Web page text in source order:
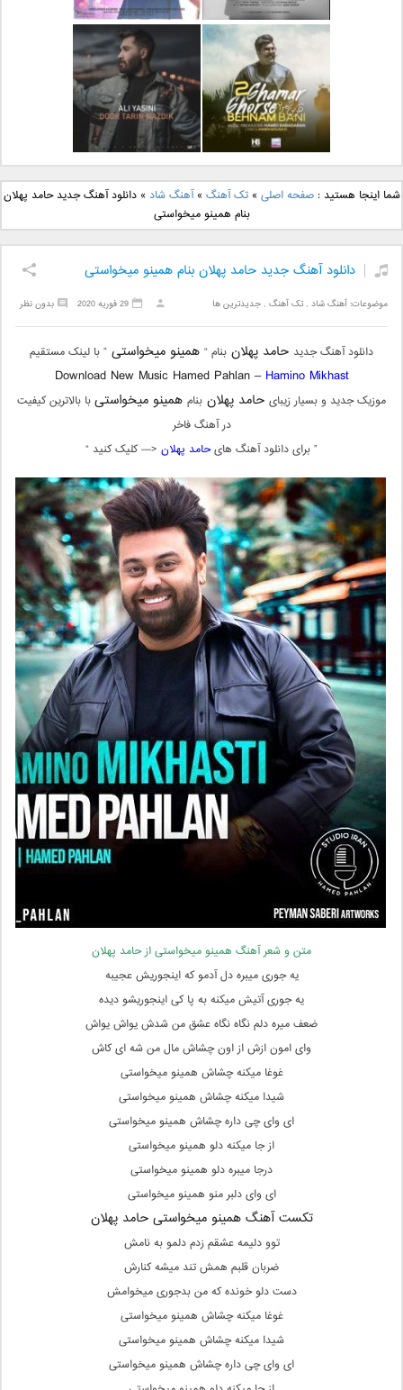
دانلود آهنگ جدید مهدی
یراحی بنام اسرار
دانلود آهنگ جدید فرزاد
فرزین بنام آتیش
دانلود آهنگ جدید بهنام
بانی بنام قرص قمر 2
دانلود آهنگ جدید علی
یاسینی بنام دورترین نزدیک
شما اینجا هستید :صفحه اصلی »تک آهنگ »آهنگ شاد »دانلود آهنگ جدید حامد پهلان
بنام همینو میخواستی
دانلود آهنگ جدید حامد پهلان بنام همینو میخواستی
موضوعات:آهنگ شاد ,تک آهنگ ,جدیدترین ها بدون نظر 29 فوریه 2020
دانلود آهنگ جدید حامد پهلان بنام “ همینو میخواستی ” با لینک مستقیم
Download New Music Hamed Pahlan – Hamino Mikhast
موزیک جدید و بسیار زیبای حامد پهلان بنام همینو میخواستیبا بالاترین کیفیت
در آهنگ فاخر
” برای دانلود آهنگ هایحامد پهلان <— کلیک کنید “
متن و شعر آهنگ همینو میخواستی از حامد پهلان
یه جوری میبره دل آدمو که اینجوریش عجیبه
یه جوری آتیش میکنه به پا کی اینجوریشو دیده
ضعف میره دلم نگاه نگاه عشق من شدش یواش یواش
وای امون ازش از اون چشاش مال من شه ای کاش
غوغا میکنه چشاش همینو میخواستی
شیدا میکنه چشاش همینو میخواستی
ای وای چی داره چشاش همینو میخواستی
از جا میکنه دلو همینو میخواستی
درجا میبره دلو همینو میخواستی
ای وای دلبر منو همینو میخواستی
تکست آهنگ همینو میخواستی حامد پهلان
توو دلیمه عشقم زدم دلمو به نامش
ضربان قلبم همش تند میشه کنارش
دست دلو خونده که من بدجوری میخوامش
غوغا میکنه چشاش همینو میخواستی
شیدا میکنه چشاش همینو میخواستی
ای وای چی داره چشاش همینو میخواستی